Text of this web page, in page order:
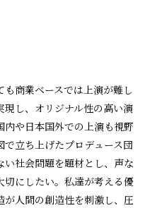
商業ベースでは上演が難し
し、オリジナル性の高い演
や日本国外での上演も視野
立ち上げたプロデュース団
社会問題を題材とし、声な
切にしたい。私達が考える優
人間の創造性を刺激し、圧